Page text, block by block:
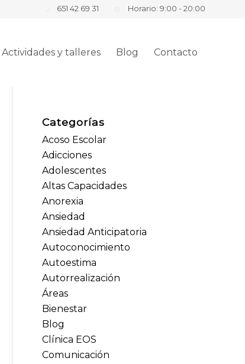
651 42 69 31 Horario: 9:00 - 20:00
Actividades y talleres Blog Contacto
Categorías
Acoso Escolar
Adicciones
Adolescentes
Altas Capacidades
Anorexia
Ansiedad
Ansiedad Anticipatoria
Autoconocimiento
Autoestima
Autorrealización
Áreas
Bienestar
Blog
Clínica EOS
Comunicación